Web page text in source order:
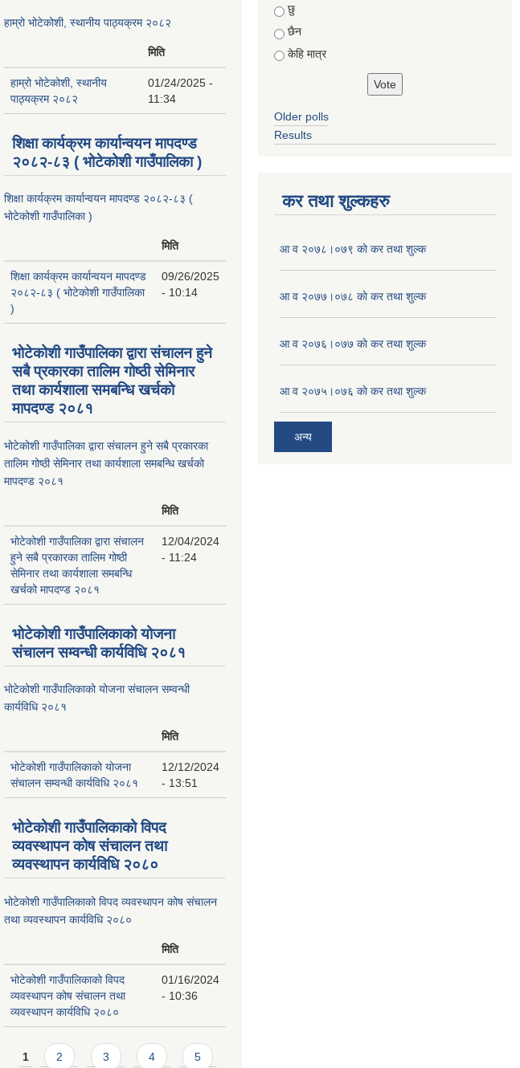
हाम्रो भोटेकोशी, स्थानीय पाठ्यक्रम २०८२
मिति
हाम्रो भोटेकोशी, स्थानीय
पाठ्यक्रम २०८२
01/24/2025 -
11:34
शिक्षा कार्यक्रम कार्यान्वयन मापदण्ड
२०८२-८३ ( भोटेकोशी गाउँपालिका )
शिक्षा कार्यक्रम कार्यान्वयन मापदण्ड २०८२-८३ (
भोटेकोशी गाउँपालिका )
मिति
शिक्षा कार्यक्रम कार्यान्वयन मापदण्ड
२०८२-८३ ( भोटेकोशी गाउँपालिका
)
09/26/2025
- 10:14
भोटेकोशी गाउँपालिका द्वारा संचालन हुने
सबै प्रकारका तालिम गोष्ठी सेमिनार
तथा कार्यशाला समबन्धि खर्चको
मापदण्ड २०८१
भोटेकोशी गाउँपालिका द्वारा संचालन हुने सबै प्रकारका
तालिम गोष्ठी सेमिनार तथा कार्यशाला समबन्धि खर्चको
मापदण्ड २०८१
मिति
भोटेकोशी गाउँपालिका द्वारा संचालन
हुने सबै प्रकारका तालिम गोष्ठी
सेमिनार तथा कार्यशाला समबन्धि
खर्चको मापदण्ड २०८१
12/04/2024
- 11:24
भोटेकोशी गाउँपालिकाको योजना
संचालन सम्वन्धी कार्यविधि २०८१
भोटेकोशी गाउँपालिकाको योजना संचालन सम्वन्धी
कार्यविधि २०८१
मिति
भोटेकोशी गाउँपालिकाको योजना
संचालन सम्वन्धी कार्यविधि २०८१
12/12/2024
- 13:51
भोटेकोशी गाउँपालिकाको विपद
व्यवस्थापन कोष संचालन तथा
व्यवस्थापन कार्यविधि २०८०
भोटेकोशी गाउँपालिकाको विपद व्यवस्थापन कोष संचालन
तथा व्यवस्थापन कार्यविधि २०८०
मिति
भोटेकोशी गाउँपालिकाको विपद
व्यवस्थापन कोष संचालन तथा
व्यवस्थापन कार्यविधि २०८०
01/16/2024
- 10:36
Pages
1 2 3 4 5
Choices
छु
छैन
केहि मात्र
Older polls
Results
कर तथा शुल्कहरु
आ व २०७८।०७९ काे कर तथा शुल्क
आ व २०७७।०७८ काे कर तथा शुल्क
आ व २०७६।०७७ काे कर तथा शुल्क
आ व २०७५।०७६ काे कर तथा शुल्क
अन्य